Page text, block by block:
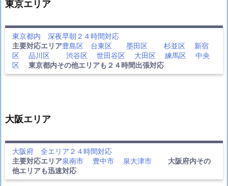
東京エリア
東京都内 深夜早朝２４時間対応
主要対応エリア豊島区 台東区 墨田区 杉並区
新宿
区
品川区 渋谷区 世田谷区 大田区 練馬区
中央
区
東京都内その他エリアも２４時間出張対応
大阪エリア
大阪府 全エリア２４時間対応
主要対応エリア泉南市 豊中市 泉大津市
大阪府内その
他エリアも迅速対応